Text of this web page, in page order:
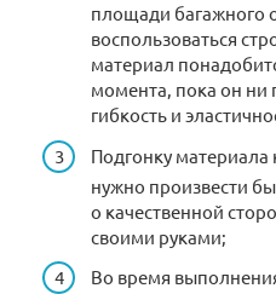
площади багажного
воспользоваться
материал
момента, пока он ни
гибкость и
Подгонку материала
нужно произвести
о качественной
своими руками;
Во время